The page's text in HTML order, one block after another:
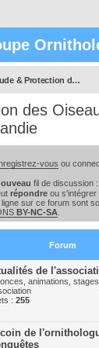
Étude & Protection des Oiseaux et de leurs milieux en Normandie
des
vous ou
fil de discussion
répondre ou s'intégrer
sur ce forum sont
BY-NC-SA
Forum
de
animations,
: 255
coin de